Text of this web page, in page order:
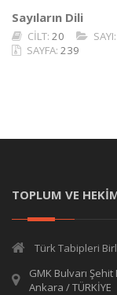
Sayıların Dili
CİLT: 20 SAYI:
SAYFA: 239
TOPLUM VE
Türk Tabipleri
GMK Bulvarı
Ankara / TÜRKİYE